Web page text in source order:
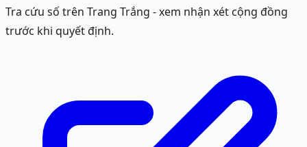
Tra cứu số trên Trang Trắng - xem nhận xét cộng đồng
trước khi quyết định.